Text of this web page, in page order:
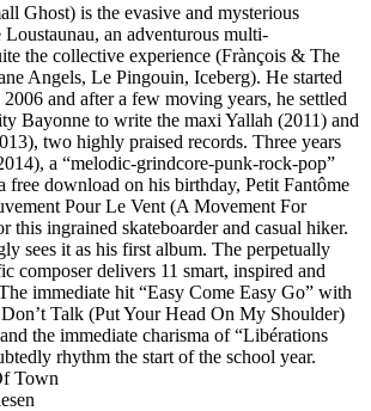
Ghost) is the evasive and mysterious
an adventurous multi-
the collective experience (Frànçois & The
Angels, Le Pingouin, Iceberg). He started
and after a few moving years, he settled
Bayonne to write the maxi Yallah (2011) and
two highly praised records. Three years
a “melodic-grindcore-punk-rock-pop”
free download on his birthday, Petit Fantôme
Pour Le Vent (A Movement For
this ingrained skateboarder and casual hiker.
sees it as his first album. The perpetually
composer delivers 11 smart, inspired and
immediate hit “Easy Come Easy Go” with
Talk (Put Your Head On My Shoulder)
the immediate charisma of “Libérations
rhythm the start of the school year.
Town